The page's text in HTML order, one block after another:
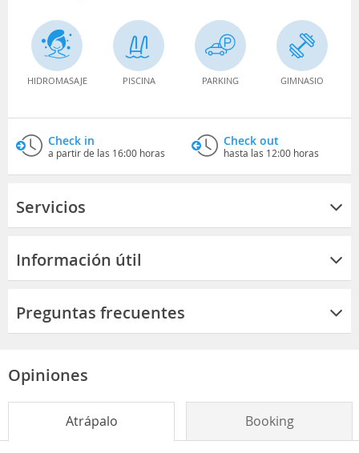
HIDROMASAJE PISCINA PARKING GIMNASIO
Check in
a partir de las 16:00 horas
Check out
hasta las 12:00 horas
Servicios
Información útil
Preguntas frecuentes
Opiniones
Atrápalo Booking